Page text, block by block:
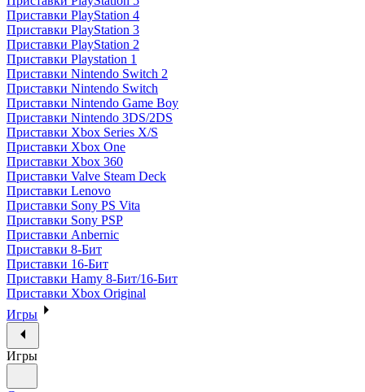
Приставки PlayStation 4
Приставки PlayStation 3
Приставки PlayStation 2
Приставки Playstation 1
Приставки Nintendo Switch 2
Приставки Nintendo Switch
Приставки Nintendo Game Boy
Приставки Nintendo 3DS/2DS
Приставки Xbox Series X/S
Приставки Xbox One
Приставки Xbox 360
Приставки Valve Steam Deck
Приставки Lenovo
Приставки Sony PS Vita
Приставки Sony PSP
Приставки Anbernic
Приставки 8-Бит
Приставки 16-Бит
Приставки Hamy 8-Бит/16-Бит
Приставки Xbox Original
Игры
Игры